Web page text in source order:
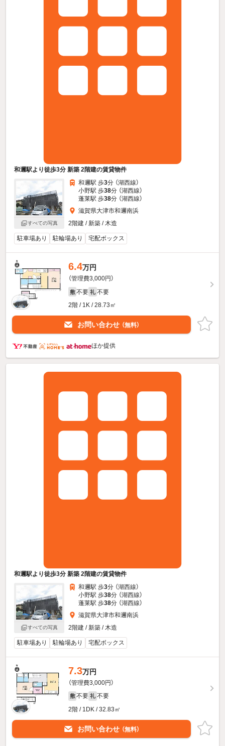
和邇駅より徒歩3分 新築 2階建の賃貸物件
すべての写真
和邇駅 歩3分 （湖西線）
小野駅 歩38分 （湖西線）
蓬莱駅 歩38分 （湖西線）
滋賀県大津市和邇南浜
2階建 / 新築 / 木造
駐車場あり 駐輪場あり 宅配ボックス
6.4万円
（管理費3,000円）
敷 不要 礼 不要
2階 / 1K / 28.73㎡
お問い合わせ （無料）
ほか提供
和邇駅より徒歩3分 新築 2階建の賃貸物件
すべての写真
和邇駅 歩3分 （湖西線）
小野駅 歩38分 （湖西線）
蓬莱駅 歩38分 （湖西線）
滋賀県大津市和邇南浜
2階建 / 新築 / 木造
駐車場あり 駐輪場あり 宅配ボックス
7.3万円
（管理費3,000円）
敷 不要 礼 不要
2階 / 1DK / 32.83㎡
お問い合わせ （無料）